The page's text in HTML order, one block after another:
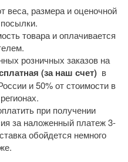
веса, размера и оценочной
товара и оплачивается
розничных заказов на
(за наш счет) в
и 50% от стоимости в
при получении
за наложенный платеж 3-
обойдется немного